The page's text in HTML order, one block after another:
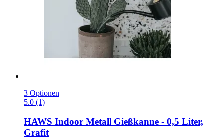
3 Optionen
5.0 (1)
HAWS Indoor Metall Gießkanne -​ 0,5 Liter,
Grafit